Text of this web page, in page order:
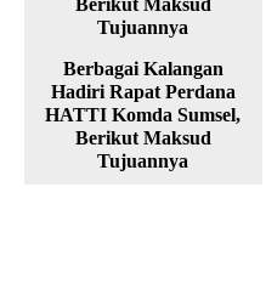
Berbagai Kalangan
Hadiri Rapat Perdana
HATTI Komda Sumsel,
Berikut Maksud
Tujuannya